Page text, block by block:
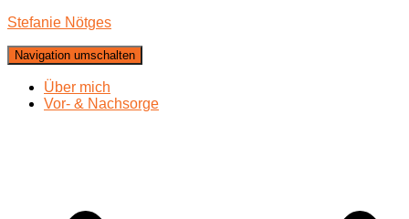
Stefanie Nötges
Navigation umschalten
Über mich
Vor- & Nachsorge